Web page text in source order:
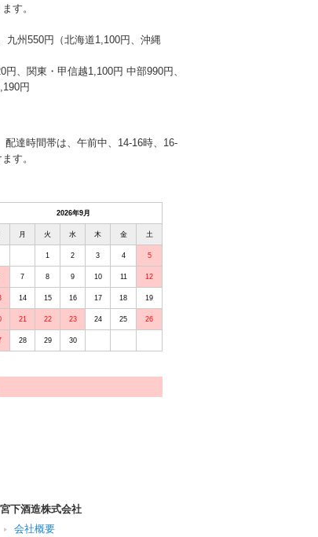
す。
九州550円（北海道1,100円、沖縄
、関東・甲信越1,100円 中部990円、
円
達時間帯は、午前中、14-16時、16-
す。
2026年9月
月 火 水 木 金 土
1 2 3 4 5
7 8 9 10 11 12
14 15 16 17 18 19
21 22 23 24 25 26
28 29 30
宮下酒造株式会社
会社概要